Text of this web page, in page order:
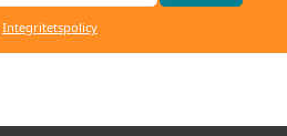
Integritetspolicy